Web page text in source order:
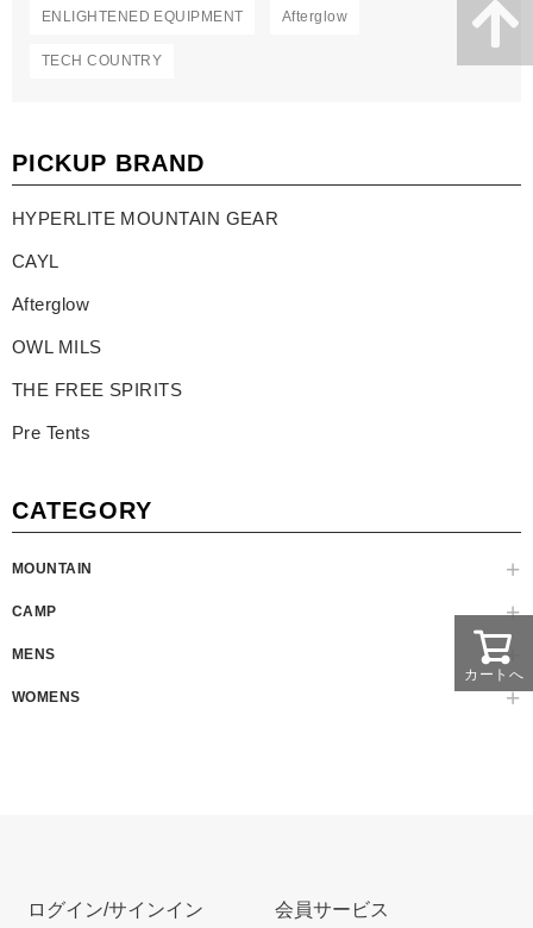
ENLIGHTENED EQUIPMENT Afterglow
TECH COUNTRY
PICKUP BRAND
HYPERLITE MOUNTAIN GEAR
CAYL
Afterglow
OWL MILS
THE FREE SPIRITS
Pre Tents
CATEGORY
MOUNTAIN
CAMP
MENS
WOMENS
カートへ
ログイン/サインイン 会員サービス